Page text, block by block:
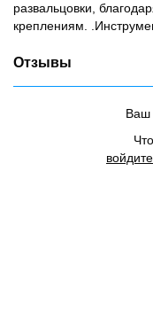
развальцовки,
креплениям.
Отзывы
Ваш
войдите